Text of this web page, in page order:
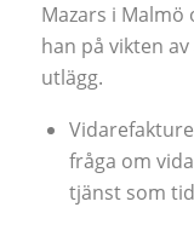
Mazars i
han på vikten
utlägg.
fråga om
tjänst som